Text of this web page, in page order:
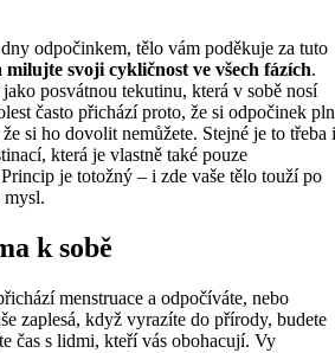
odpočinkem, tělo vám poděkuje za tuto
milujte svoji cykličnost ve všech fázích.
posvátnou tekutinu, která v sobě nosí
často přichází proto, že si odpočinek
si ho dovolit nemůžete. Stejné je to třeba
která je vlastně také pouze
je totožný – i zde vaše tělo touží po
mysl.
k sobě
menstruace a odpočíváte, nebo
zaplesá, když vyrazíte do přírody, budete
čas s lidmi, kteří vás obohacují. Vy